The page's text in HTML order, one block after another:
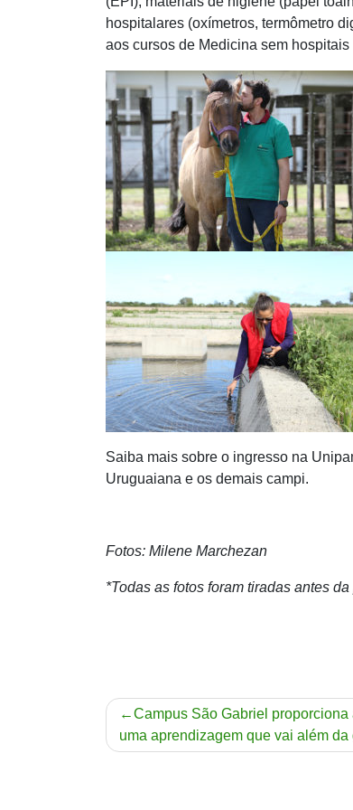
hospitalares (oxímetros, termômetro
aos cursos de Medicina sem
Saiba mais sobre o ingresso na
Uruguaiana e os demais campi.
Fotos: Milene Marchezan
*Todas as fotos foram tiradas antes
Navegação
de
Campus São Gabriel proporciona
uma aprendizagem que vai além da